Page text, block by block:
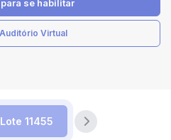
para se habilitar
Virtual